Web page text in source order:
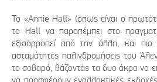
Το «Annie Hall» (όπως είναι ο
το Hall να παραπέμπει στο
εξισορροπεί από την άλλη, και
ασταμάτητες παλινδρομήσεις του
το σοβαρό, βάζοντάς τα δυο άκρα να